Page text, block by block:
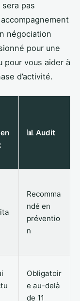
pas
négociation
pour une
pour vous aider à
d’activité.
📊 Audit
Recomma
ndé en
préventio
n
Obligatoir
e au-delà
de 11